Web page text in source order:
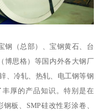
钢（总部）、宝钢黄石、台
博思格）等国内外各大钢厂
、冷轧、热轧、电工钢等钢
厚的产品知识。特别是在
板、SMP硅改性彩涂卷、